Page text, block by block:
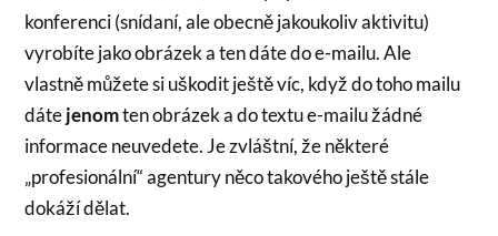
konferenci (snídaní, ale obecně jakoukoliv aktivitu)
vyrobíte jako obrázek a ten dáte do e-mailu. Ale
vlastně můžete si uškodit ještě víc, když do toho mailu
dátejenomten obrázek a do textu e-mailu žádné
informace neuvedete. Je zvláštní, že některé
„profesionální“ agentury něco takového ještě stále
dokáží dělat.